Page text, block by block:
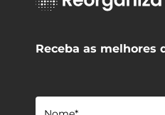
Receba as melhores